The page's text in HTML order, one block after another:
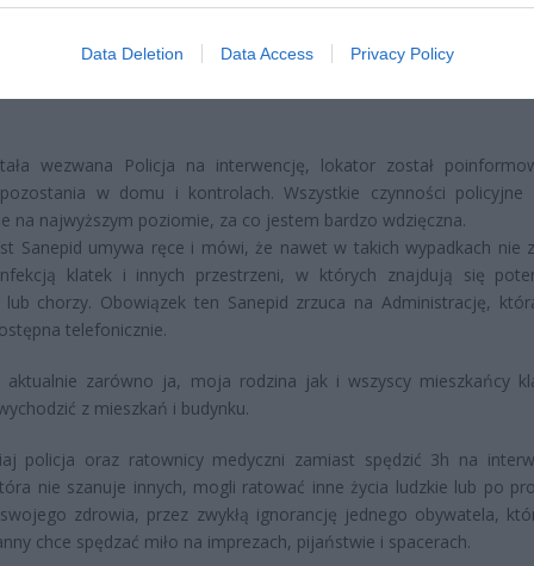
Data Deletion Data Access Privacy Policy
wezwana Policja na interwencję, lokator został
w domu i kontrolach. Wszystkie czynności policyjne
na najwyższym poziomie, za co jestem bardzo wdzięczna.
Sanepid umywa ręce i mówi, że nawet w takich wypadkach nie
klatek i innych przestrzeni, w których znajdują się
lub chorzy. Obowiązek ten Sanepid zrzuca na Administrację,
telefonicznie.
aktualnie zarówno ja, moja rodzina jak i wszyscy mieszkańcy
z mieszkań i budynku.
policja oraz ratownicy medyczni zamiast spędzić 3h na
nie szanuje innych, mogli ratować inne życia ludzkie lub po
zdrowia, przez zwykłą ignorancję jednego obywatela,
chce spędzać miło na imprezach, pijaństwie i spacerach.